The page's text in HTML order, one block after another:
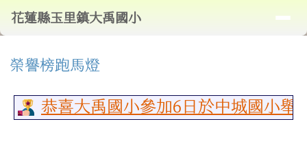
花蓮縣玉里鎮大禹國小
導覽列
花蓮縣玉里鎮大禹國小
上中區域內容
榮譽榜跑馬燈
恭喜大禹國小參加6日於中城國小舉